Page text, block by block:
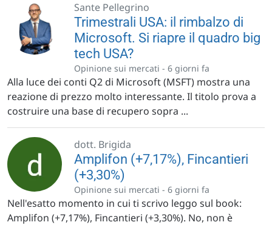
Sante Pellegrino
Trimestrali USA: il rimbalzo di
Microsoft. Si riapre il quadro big
tech USA?
Opinione sui mercati - 6 giorni fa
Alla luce dei conti Q2 di Microsoft (MSFT) mostra una
reazione di prezzo molto interessante. Il titolo prova a
costruire una base di recupero sopra ...
dott. Brigida
Amplifon (+7,17%), Fincantieri
(+3,30%)
Opinione sui mercati - 6 giorni fa
Nell'esatto momento in cui ti scrivo leggo sul book:
Amplifon (+7,17%), Fincantieri (+3,30%). No, non è